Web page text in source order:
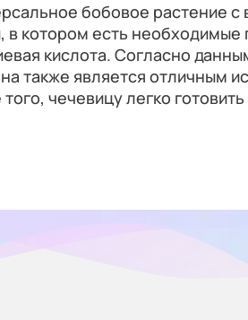
бобовое растение
в котором есть
кислота. Согласно
также является отличным
чечевицу легко